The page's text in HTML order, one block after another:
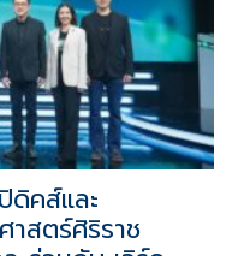
ดิคส์และ
สตร์ศิริราช